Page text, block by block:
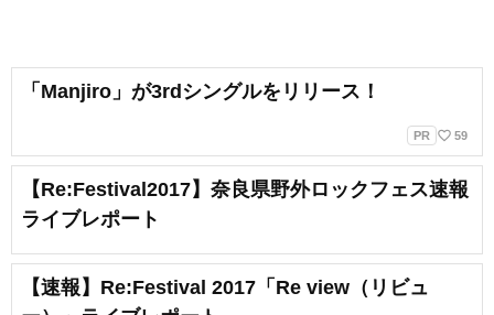
「Manjiro」が3rdシングルをリリース！
PR favorite_border 59
【Re:Festival2017】奈良県野外ロックフェス速報
ライブレポート
【速報】Re:Festival 2017「Re view（リビュ